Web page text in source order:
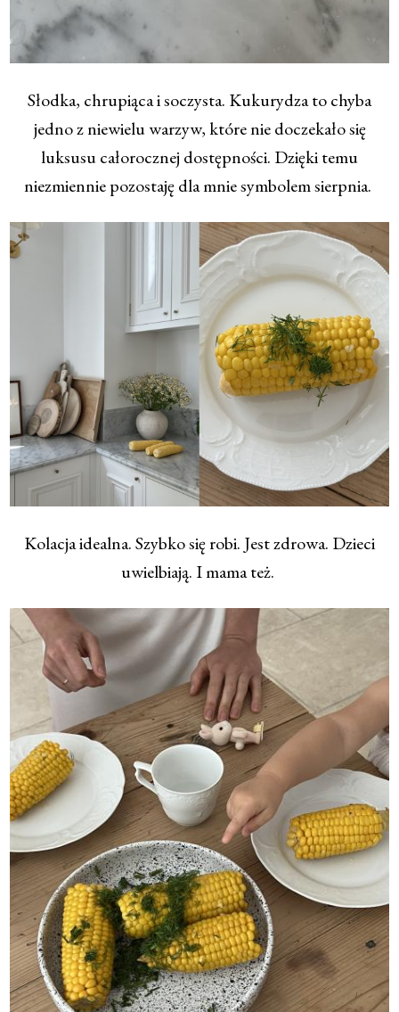
Słodka, chrupiąca i soczysta. Kukurydza to chyba
jedno z niewielu warzyw, które nie doczekało się
luksusu całorocznej dostępności. Dzięki temu
niezmiennie pozostaję dla mnie symbolem sierpnia.
Kolacja idealna. Szybko się robi. Jest zdrowa. Dzieci
uwielbiają. I mama też.